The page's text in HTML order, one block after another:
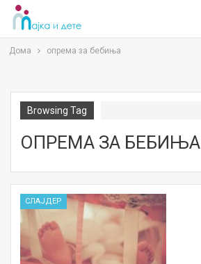
Дома опрема за бебиња
Browsing Tag
ОПРЕМА ЗА БЕБИЊА
СЛАЈДЕР